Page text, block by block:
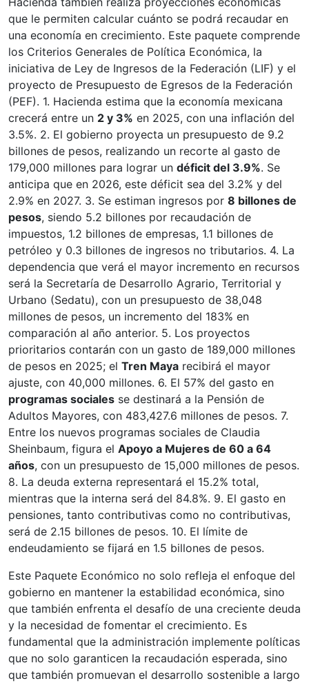
que le permiten calcular cuánto se podrá recaudar en
una economía en crecimiento. Este paquete comprende
los Criterios Generales de Política Económica, la
iniciativa de Ley de Ingresos de la Federación (LIF) y el
proyecto de Presupuesto de Egresos de la Federación
(PEF). 1. Hacienda estima que la economía mexicana
crecerá entre un 2 y 3% en 2025, con una inflación del
3.5%. 2. El gobierno proyecta un presupuesto de 9.2
billones de pesos, realizando un recorte al gasto de
179,000 millones para lograr un déficit del 3.9%. Se
anticipa que en 2026, este déficit sea del 3.2% y del
2.9% en 2027. 3. Se estiman ingresos por 8 billones de
pesos, siendo 5.2 billones por recaudación de
impuestos, 1.2 billones de empresas, 1.1 billones de
petróleo y 0.3 billones de ingresos no tributarios. 4. La
dependencia que verá el mayor incremento en recursos
será la Secretaría de Desarrollo Agrario, Territorial y
Urbano (Sedatu), con un presupuesto de 38,048
millones de pesos, un incremento del 183% en
comparación al año anterior. 5. Los proyectos
prioritarios contarán con un gasto de 189,000 millones
de pesos en 2025; el Tren Maya recibirá el mayor
ajuste, con 40,000 millones. 6. El 57% del gasto en
programas sociales se destinará a la Pensión de
Adultos Mayores, con 483,427.6 millones de pesos. 7.
Entre los nuevos programas sociales de Claudia
Sheinbaum, figura el Apoyo a Mujeres de 60 a 64
años, con un presupuesto de 15,000 millones de pesos.
8. La deuda externa representará el 15.2% total,
mientras que la interna será del 84.8%. 9. El gasto en
pensiones, tanto contributivas como no contributivas,
será de 2.15 billones de pesos. 10. El límite de
endeudamiento se fijará en 1.5 billones de pesos.
Este Paquete Económico no solo refleja el enfoque del
gobierno en mantener la estabilidad económica, sino
que también enfrenta el desafío de una creciente deuda
y la necesidad de fomentar el crecimiento. Es
fundamental que la administración implemente políticas
que no solo garanticen la recaudación esperada, sino
que también promuevan el desarrollo sostenible a largo